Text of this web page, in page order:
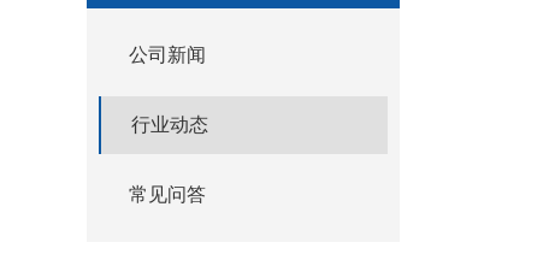
公司新闻
行业动态
常见问答